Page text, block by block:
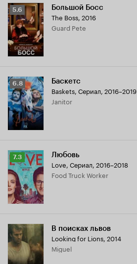
Рейтинг
Кинопоиска
5.6
5.6 Большой Босс
The Boss, 2016
Guard Pete
Рейтинг
Кинопоиска
6.8
6.8 Баскетс
Baskets, Сериал, 2016–2019
Janitor
Рейтинг
Кинопоиска
7.3
7.3 Любовь
Love, Сериал, 2016–2018
Food Truck Worker
В поисках львов
Looking for Lions, 2014
Miguel